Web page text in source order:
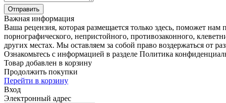
Отправить
Важная информация
Ваша рецензия, которая размещается только здесь, поможет
порнографического, непристойного, противозаконного,
других местах. Мы оставляем за собой право воздержаться от
Ознакомьтесь с информацией в разделе Политика
Товар добавлен в корзину
Продолжить покупки
Перейти в корзину
Вход
Электронный адрес